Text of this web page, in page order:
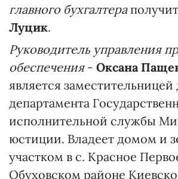
главного бухгалтераполучит
Луцик.
Руководитель управления
обеспечения- Оксана
является заместительницей
департамента
исполнительной службы
юстиции. Владеет домом и
участком в с. Красное
Обуховском районе